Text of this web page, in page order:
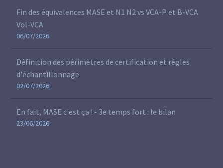
Fin des équivalences MASE et N1 N2 vs VCA-P et B-VCA
Vol-VCA
06/07/2026
Définition des périmètres de certification et règles
d'échantillonnage
02/07/2026
En fait, MASE c'est ça ! - 3e temps fort : le bilan
23/06/2026